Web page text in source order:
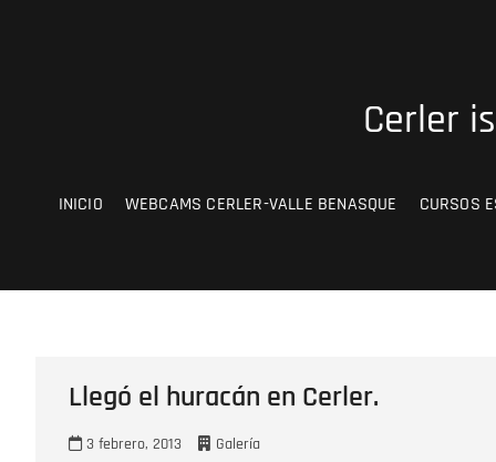
Cerler
INICIO WEBCAMS CERLER-VALLE BENASQUE CURSOS
Llegó el huracán en Cerler.
3 febrero, 2013 Galería